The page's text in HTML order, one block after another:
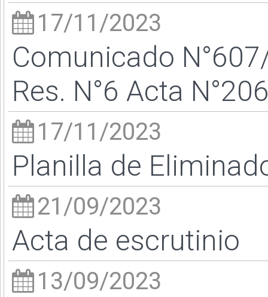
17/11/2023
Comunicado
Res. N°6 Acta
17/11/2023
Planilla de
21/09/2023
Acta de escrutinio
13/09/2023